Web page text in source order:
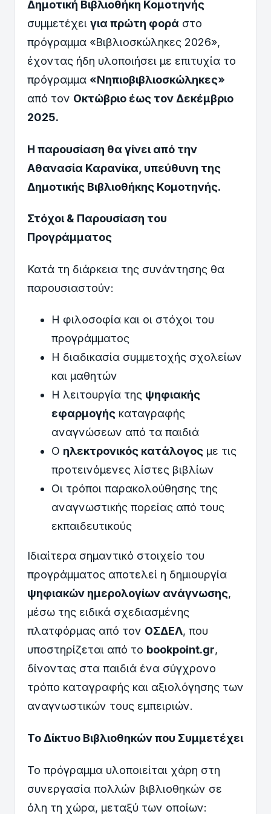
Δημοτική Βιβλιοθήκη Κομοτηνής
συμμετέχει για πρώτη φορά στο
πρόγραμμα «Βιβλιοσκώληκες 2026»,
έχοντας ήδη υλοποιήσει με επιτυχία το
πρόγραμμα «Νηπιοβιβλιοσκώληκες»
από τον Οκτώβριο έως τον Δεκέμβριο
2025.
Η παρουσίαση θα γίνει από την
Αθανασία Καρανίκα, υπεύθυνη της
Δημοτικής Βιβλιοθήκης Κομοτηνής.
Στόχοι & Παρουσίαση του
Προγράμματος
Κατά τη διάρκεια της συνάντησης θα
παρουσιαστούν:
Η φιλοσοφία και οι στόχοι του
προγράμματος
Η διαδικασία συμμετοχής σχολείων
και μαθητών
Η λειτουργία της ψηφιακής
εφαρμογής καταγραφής
αναγνώσεων από τα παιδιά
Ο ηλεκτρονικός κατάλογος με τις
προτεινόμενες λίστες βιβλίων
Οι τρόποι παρακολούθησης της
αναγνωστικής πορείας από τους
εκπαιδευτικούς
Ιδιαίτερα σημαντικό στοιχείο του
προγράμματος αποτελεί η δημιουργία
ψηφιακών ημερολογίων ανάγνωσης,
μέσω της ειδικά σχεδιασμένης
πλατφόρμας από τον ΟΣΔΕΛ, που
υποστηρίζεται από το bookpoint.gr,
δίνοντας στα παιδιά ένα σύγχρονο
τρόπο καταγραφής και αξιολόγησης των
αναγνωστικών τους εμπειριών.
Το Δίκτυο Βιβλιοθηκών που Συμμετέχει
Το πρόγραμμα υλοποιείται χάρη στη
συνεργασία πολλών βιβλιοθηκών σε
όλη τη χώρα, μεταξύ των οποίων: